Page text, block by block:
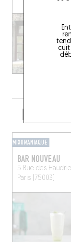
cuit
MIXOMANIAQUE
BAR NOUVEAU
5 Rue des
Paris (75003)